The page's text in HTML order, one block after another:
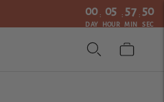
00
DAY
05
HOUR
: 57
MIN
: 49
SEC